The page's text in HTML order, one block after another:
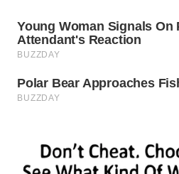
WN
MAJALENGKA
WN
WN
SUKABUMI